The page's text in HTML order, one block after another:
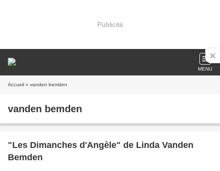
Publicité
MENU
Accueil » vanden bemden
vanden bemden
"Les Dimanches d'Angèle" de Linda Vanden
Bemden